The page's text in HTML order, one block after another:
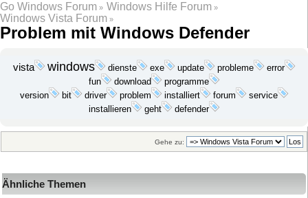
Go Windows Forum » Windows Hilfe Forum »
Windows Vista Forum »
Problem mit Windows Defender
vista windows dienste exe update probleme
error
fun
download programme
version bit driver problem installiert forum service
installieren geht defender
Gehe zu:
Ähnliche Themen